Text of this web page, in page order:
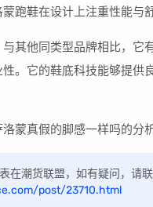
跑鞋在设计上注重性能与
其他同类型品牌相比，
。它的鞋底科技能够提
蒙真假的脚感一样吗的分
在潮货联盟，如有疑问，请联
post/23710.html